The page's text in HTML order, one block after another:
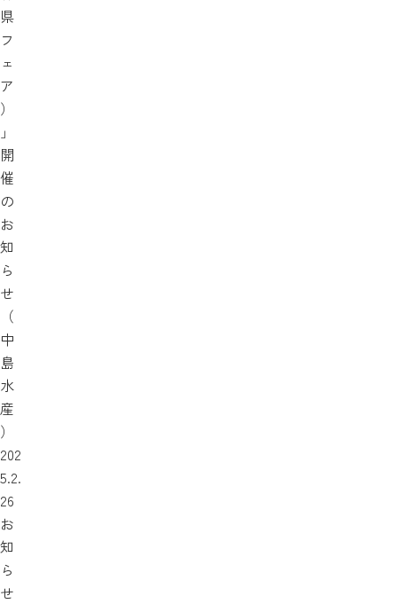
県
フ
ェ
ア
）
」
開
催
の
お
知
ら
せ
（
中
島
水
産
）
202
5.2.
26
お
知
ら
せ